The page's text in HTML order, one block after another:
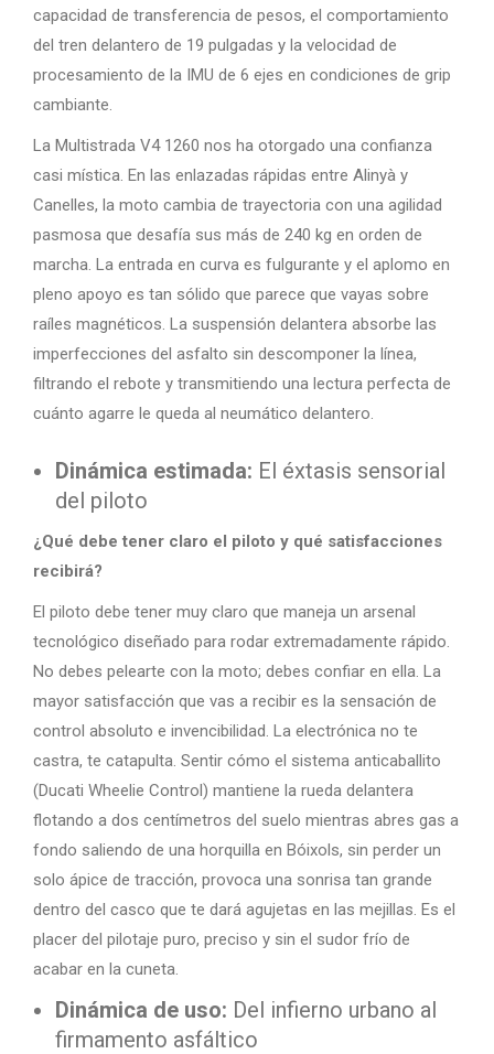
capacidad de transferencia de pesos, el comportamiento
del tren delantero de 19 pulgadas y la velocidad de
procesamiento de la IMU de 6 ejes en condiciones de grip
cambiante.
La Multistrada V4 1260 nos ha otorgado una confianza
casi mística. En las enlazadas rápidas entre Alinyà y
Canelles, la moto cambia de trayectoria con una agilidad
pasmosa que desafía sus más de 240 kg en orden de
marcha. La entrada en curva es fulgurante y el aplomo en
pleno apoyo es tan sólido que parece que vayas sobre
raíles magnéticos. La suspensión delantera absorbe las
imperfecciones del asfalto sin descomponer la línea,
filtrando el rebote y transmitiendo una lectura perfecta de
cuánto agarre le queda al neumático delantero.
Dinámica estimada: El éxtasis sensorial
del piloto
¿Qué debe tener claro el piloto y qué satisfacciones
recibirá?
El piloto debe tener muy claro que maneja un arsenal
tecnológico diseñado para rodar extremadamente rápido.
No debes pelearte con la moto; debes confiar en ella. La
mayor satisfacción que vas a recibir es la sensación de
control absoluto e invencibilidad. La electrónica no te
castra, te catapulta. Sentir cómo el sistema anticaballito
(Ducati Wheelie Control) mantiene la rueda delantera
flotando a dos centímetros del suelo mientras abres gas a
fondo saliendo de una horquilla en Bóixols, sin perder un
solo ápice de tracción, provoca una sonrisa tan grande
dentro del casco que te dará agujetas en las mejillas. Es el
placer del pilotaje puro, preciso y sin el sudor frío de
acabar en la cuneta.
Dinámica de uso: Del infierno urbano al
firmamento asfáltico